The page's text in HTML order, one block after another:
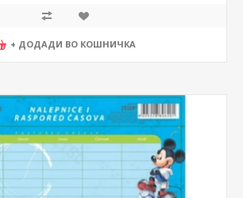
+ ДОДАДИ ВО КОШНИЧКА